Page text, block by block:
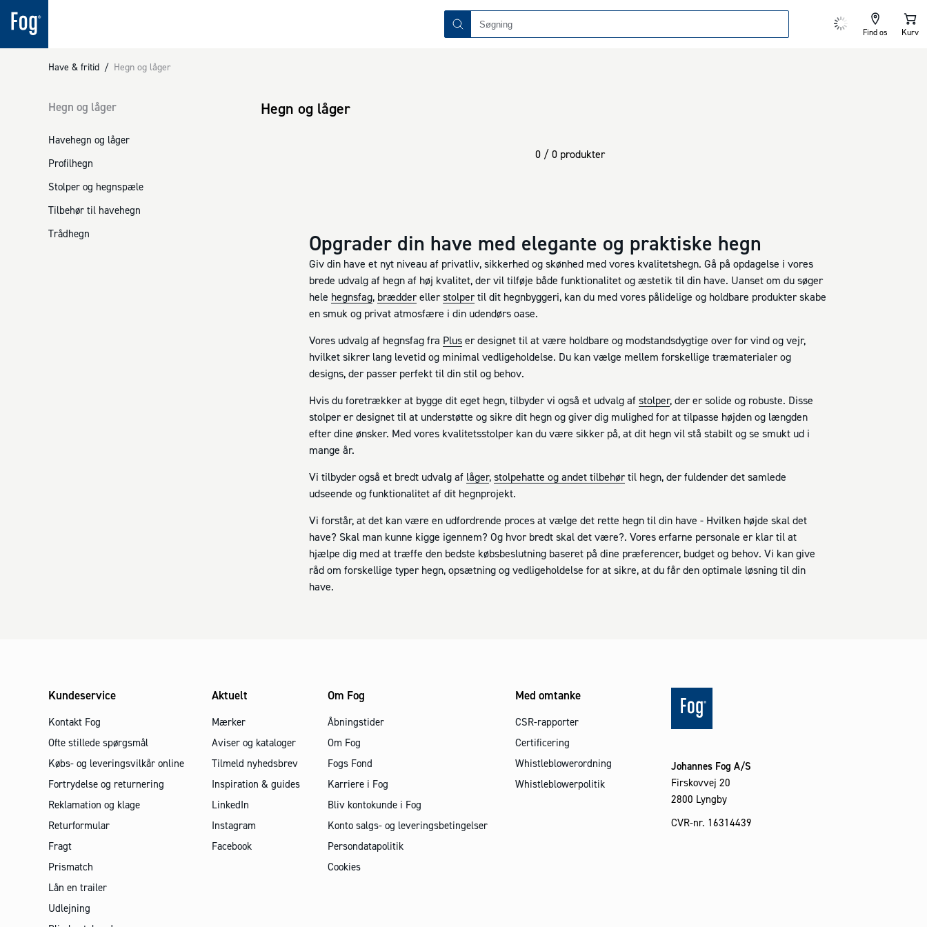
Find os Kurv
Have & fritid / Hegn og låger
Hegn og låger
Havehegn og låger
Profilhegn
Stolper og hegnspæle
Tilbehør til havehegn
Trådhegn
Hegn og låger
0 / 0 produkter
Opgrader din have med elegante og praktiske hegn
Giv din have et nyt niveau af privatliv, sikkerhed og skønhed med vores kvalitetshegn. Gå på opdagelse i vores
brede udvalg af hegn af høj kvalitet, der vil tilføje både funktionalitet og æstetik til din have. Uanset om du søger
hele hegnsfag, brædderellerstolpertil dit hegnbyggeri, kan du med vores pålidelige og holdbare produkter skabe
en smuk og privat atmosfære i din udendørs oase.
Vores udvalg af hegnsfag fra Plus er designet til at være holdbare og modstandsdygtige over for vind og vejr,
hvilket sikrer lang levetid og minimal vedligeholdelse. Du kan vælge mellem forskellige træmaterialer og
designs, der passer perfekt til din stil og behov.
Hvis du foretrækker at bygge dit eget hegn, tilbyder vi også et udvalg afstolper, der er solide og robuste. Disse
stolper er designet til at understøtte og sikre dit hegn og giver dig mulighed for at tilpasse højden og længden
efter dine ønsker. Med vores kvalitetsstolper kan du være sikker på, at dit hegn vil stå stabilt og se smukt ud i
mange år.
Vi tilbyder også et bredt udvalg af låger,stolpehatte og andet tilbehørtil hegn, der fuldender det samlede
udseende og funktionalitet af dit hegnprojekt.
Vi forstår, at det kan være en udfordrende proces at vælge det rette hegn til din have - Hvilken højde skal det
have? Skal man kunne kigge igennem? Og hvor bredt skal det være?. Vores erfarne personale er klar til at
hjælpe dig med at træffe den bedste købsbeslutning baseret på dine præferencer, budget og behov. Vi kan give
råd om forskellige typer hegn, opsætning og vedligeholdelse for at sikre, at du får den optimale løsning til din
have.
Kundeservice
Kontakt Fog
Ofte stillede spørgsmål
Købs- og leveringsvilkår online
Fortrydelse og returnering
Reklamation og klage
Returformular
Fragt
Prismatch
Lån en trailer
Udlejning
Aktuelt
Mærker
Aviser og kataloger
Tilmeld nyhedsbrev
Inspiration & guides
LinkedIn
Instagram
Facebook
Om Fog
Åbningstider
Om Fog
Fogs Fond
Karriere i Fog
Bliv kontokunde i Fog
Konto salgs- og leveringsbetingelser
Persondatapolitik
Cookies
Med omtanke
CSR-rapporter
Certificering
Whistleblowerordning
Whistleblowerpolitik
Johannes Fog A/S
Firskovvej 20
2800 Lyngby
CVR-nr. 16314439